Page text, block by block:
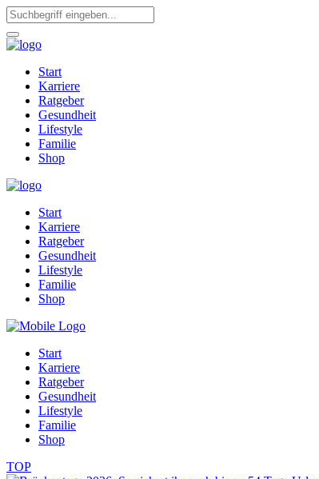
Start
Karriere
Ratgeber
Gesundheit
Lifestyle
Familie
Shop
Start
Karriere
Ratgeber
Gesundheit
Lifestyle
Familie
Shop
Start
Karriere
Ratgeber
Gesundheit
Lifestyle
Familie
Shop
TOP